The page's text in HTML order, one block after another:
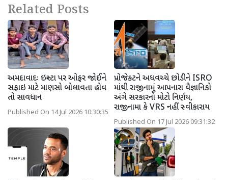
Related Posts
અમદાવાદઃ ઇન્સ્ટા પર ઓફર જોઈને
સફાઇ માટે માણસો બોલાવતા હોવ
તો સાવધાન
Published On 14 Jul 2026 10:30:35
પ્રોજેક્ટને અધવચ્ચે છોડીને ISRO
માંથી રાજીનામું આપનારા વૈજ્ઞાનિકો
અંગે સરકારનો મોટો નિર્ણય,
રાજીનામા કે VRS નહીં સ્વીકારાય
Published On 17 Jul 2026 09:31:32